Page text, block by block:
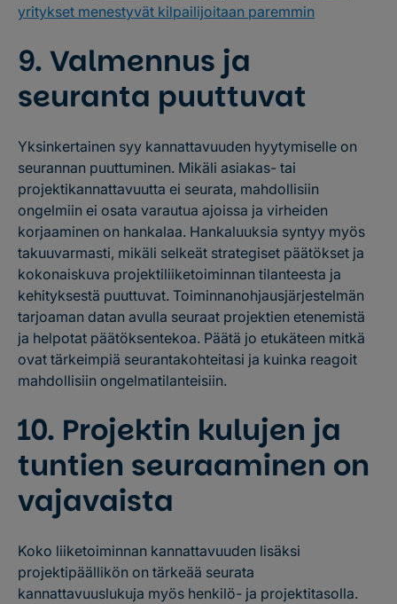
yritykset menestyvät kilpailijoitaan paremmin
9. Valmennus ja
seuranta puuttuvat
Yksinkertainen syy kannattavuuden hyytymiselle on
seurannan puuttuminen. Mikäli asiakas- tai
projektikannattavuutta ei seurata, mahdollisiin
ongelmiin ei osata varautua ajoissa ja virheiden
korjaaminen on hankalaa. Hankaluuksia syntyy myös
takuuvarmasti, mikäli selkeät strategiset päätökset ja
kokonaiskuva projektiliiketoiminnan tilanteesta ja
kehityksestä puuttuvat. Toiminnanohjausjärjestelmän
tarjoaman datan avulla seuraat projektien etenemistä
ja helpotat päätöksentekoa. Päätä jo etukäteen mitkä
ovat tärkeimpiä seurantakohteitasi ja kuinka reagoit
mahdollisiin ongelmatilanteisiin.
10. Projektin kulujen ja
tuntien seuraaminen on
vajavaista
Koko liiketoiminnan kannattavuuden lisäksi
projektipäällikön on tärkeää seurata
kannattavuuslukuja myös henkilö- ja projektitasolla.